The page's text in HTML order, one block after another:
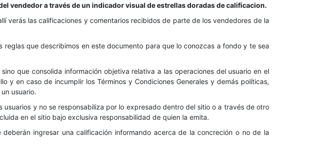
vendedor a través de un indicador visual de estrellas doradas de calificacion.
verás las calificaciones y comentarios recibidos de parte de los vendedores de la
reglas que describimos en este documento para que lo conozcas a fondo y te sea
sino que consolida información objetiva relativa a las operaciones del usuario en el
y en caso de incumplir los Términos y Condiciones Generales y demás políticas,
usuario.
y no se responsabiliza por lo expresado dentro del sitio o a través de otro
en el sitio bajo exclusiva responsabilidad de quien la emita.
ingresar una calificación informando acerca de la concreción o no de la